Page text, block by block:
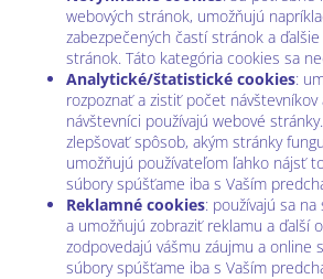
webových stránok, umožňujú
zabezpečených častí stránok a
stránok. Táto kategória cookies sa
Analytické/štatistické cookies:
rozpoznať a zistiť počet návštevníkov
návštevníci používajú webové
zlepšovať spôsob, akým stránky
umožňujú používateľom ľahko nájsť
súbory spúšťame iba s Vaším
Reklamné cookies: používajú sa
a umožňujú zobraziť reklamu a ďalší
zodpovedajú vášmu záujmu a online
súbory spúšťame iba s Vaším